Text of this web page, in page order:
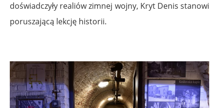
doświadczyły realiów zimnej wojny, Kryt Denis stanowi
poruszającą lekcję historii.